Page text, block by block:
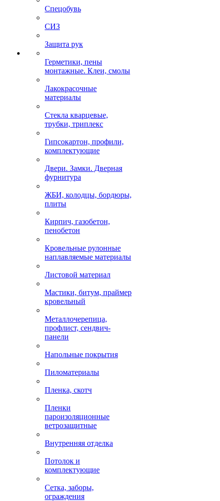
Спецобувь
СИЗ
Защита рук
Герметики, пены
монтажные. Клеи, смолы
Лакокрасочные
материалы
Стекла кварцевые,
трубки, триплекс
Гипсокартон, профили,
комплектующие
Двери. Замки. Дверная
фурнитура
ЖБИ, колодцы, бордюры,
плиты
Кирпич, газобетон,
пенобетон
Кровельные рулонные
наплавляемые материалы
Листовой материал
Мастики, битум, праймер
кровельный
Металлочерепица,
профлист, сендвич-
панели
Напольные покрытия
Пиломатериалы
Пленка, скотч
Пленки
пароизоляционные
ветрозащитные
Внутренняя отделка
Потолок и
комплектующие
Сетка, заборы,
ограждения